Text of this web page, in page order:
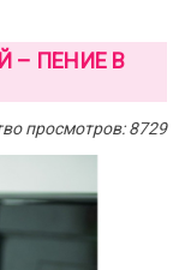
– ПЕНИЕ В
просмотров: 8729